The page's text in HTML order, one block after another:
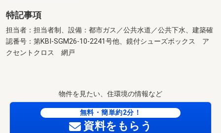
特記事項
担当者：担当者制、設備：都市ガス／公共水道／公共下水、建築確
認番号：第KBI-SGM26-10-2241号他、鏡付シューズボックス ア
クセントクロス 網戸
物件を見たい、住環境の情報など
無料・簡単約2分！
資料をもらう